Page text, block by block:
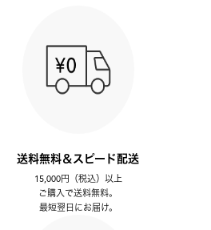
送料無料＆スピード配送
15,000円（税込）以上
ご購入で送料無料。
最短翌日にお届け。